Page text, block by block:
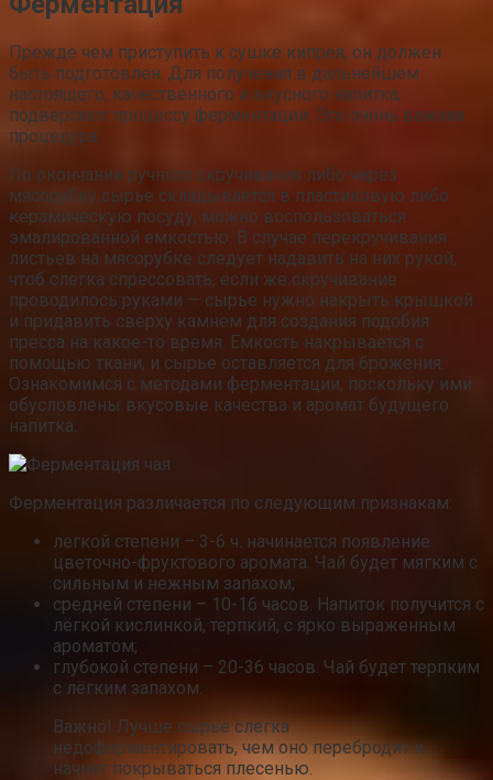
Прежде чем приступить к сушке кипрея, он должен
быть подготовлен. Для получения в дальнейшем
настоящего, качественного и вкусного напитка,
подвергают процессу ферментации. Это очень важная
процедура.
По окончании ручного скручивания либо через
мясорубку сырье складывается в пластиковую либо
керамическую посуду, можно воспользоваться
эмалированной емкостью. В случае перекручивания
листьев на мясорубке следует надавить на них рукой,
чтоб слегка спрессовать, если же скручивание
проводилось руками — сырье нужно накрыть крышкой
и придавить сверху камнем для создания подобия
пресса на какое-то время. Емкость накрывается с
помощью ткани, и сырье оставляется для брожения.
Ознакомимся с методами ферментации, поскольку ими
обусловлены вкусовые качества и аромат будущего
напитка.
Ферментация различается по следующим признакам:
легкой степени – 3-6 ч. начинается появление
цветочно-фруктового аромата. Чай будет мягким с
сильным и нежным запахом;
средней степени – 10-16 часов. Напиток получится с
лёгкой кислинкой, терпкий, с ярко выраженным
ароматом;
глубокой степени – 20-36 часов. Чай будет терпким
с лёгким запахом.
Важно! Лучше сырье слегка
недоферментировать, чем оно перебродит и
начнет покрываться плесенью.